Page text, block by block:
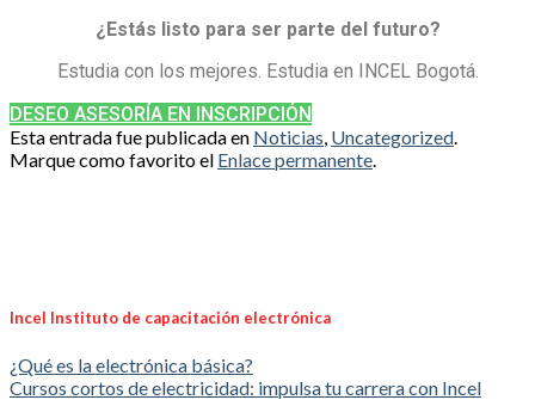
¿Estás listo para ser parte del futuro?
Estudia con los mejores. Estudia en INCEL Bogotá.
DESEO ASESORÍA EN INSCRIPCIÓN
Esta entrada fue publicada en Noticias Uncategorized
Marque como favorito el Enlace permanente
Incel Instituto de capacitación electrónica
¿Qué es la electrónica básica?
Cursos cortos de electricidad: impulsa tu carrera con Incel